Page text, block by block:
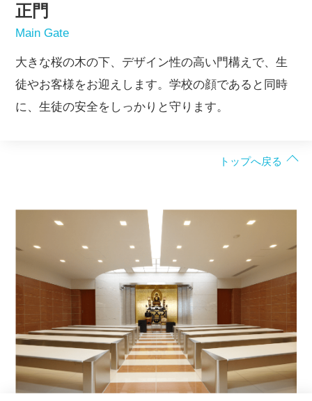
正門
Main Gate
大きな桜の木の下、デザイン性の高い門構えで、生
徒やお客様をお迎えします。学校の顔であると同時
に、生徒の安全をしっかりと守ります。
トップへ戻る